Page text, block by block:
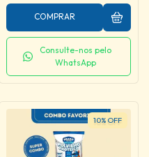
COMPRAR
Consulte-nos pelo
WhatsApp
10% OFF